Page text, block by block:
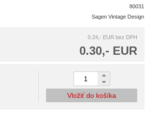
80031
Sagen Vintage Design
0.24,- EUR bez DPH
0.30,- EUR
Vložiť do košíka